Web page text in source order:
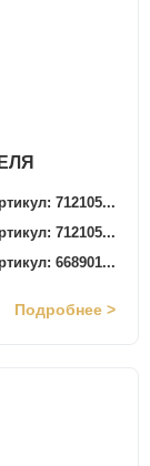
712105...
712105...
668901...
Подробнее >